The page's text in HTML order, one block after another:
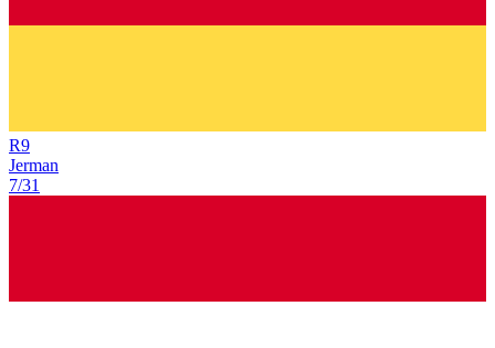
R9
Jerman
7/31